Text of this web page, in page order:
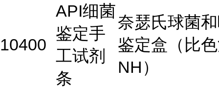
10400
API细菌
鉴定手
工试剂
条
奈瑟氏球菌
鉴定盒（比
NH）